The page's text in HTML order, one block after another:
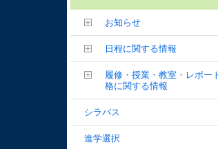
お知らせ
日程に関する情報
履修・授業・教室・レポー
格に関する情報
シラバス
進学選択